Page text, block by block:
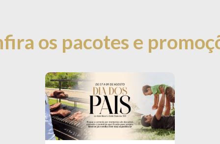
os pacotes e